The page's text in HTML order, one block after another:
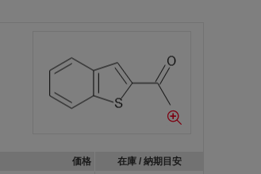
価格 在庫 / 納期目安